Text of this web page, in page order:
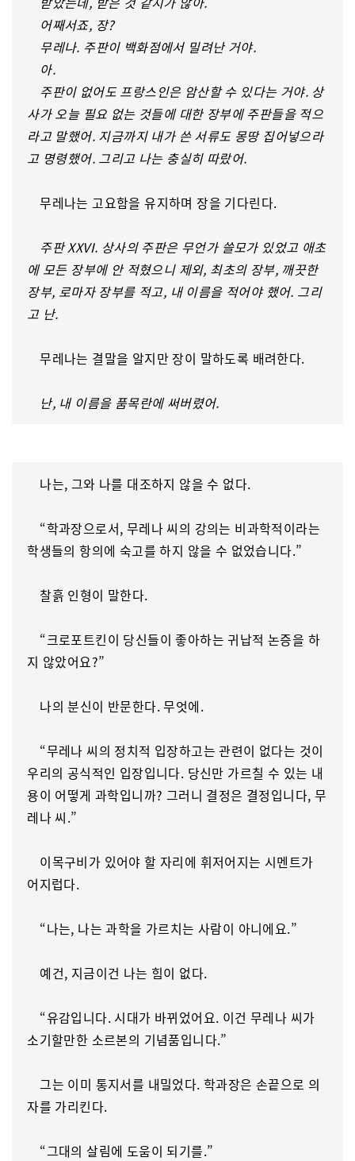
어째서죠, 장?
무레나. 주판이 백화점에서 밀려난 거야.
아.
주판이 없어도 프랑스인은 암산할 수 있다는 거야. 상
사가 오늘 필요 없는 것들에 대한 장부에 주판들을 적으
라고 말했어. 지금까지 내가 쓴 서류도 몽땅 집어넣으라
고 명령했어. 그리고 나는 충실히 따랐어.
무레나는 고요함을 유지하며 장을 기다린다.
주판 XXVI. 상사의 주판은 무언가 쓸모가 있었고 애초
에 모든 장부에 안 적혔으니 제외, 최초의 장부, 깨끗한
장부, 로마자 장부를 적고, 내 이름을 적어야 했어. 그리
고 난.
무레나는 결말을 알지만 장이 말하도록 배려한다.
난, 내 이름을 품목란에 써버렸어.
나는, 그와 나를 대조하지 않을 수 없다.
“학과장으로서, 무레나 씨의 강의는 비과학적이라는
학생들의 항의에 숙고를 하지 않을 수 없었습니다.”
찰흙 인형이 말한다.
“크로포트킨이 당신들이 좋아하는 귀납적 논증을 하
지 않았어요?”
나의 분신이 반문한다. 무엇에.
“무레나 씨의 정치적 입장하고는 관련이 없다는 것이
우리의 공식적인 입장입니다. 당신만 가르칠 수 있는 내
용이 어떻게 과학입니까? 그러니 결정은 결정입니다, 무
레나 씨.”
이목구비가 있어야 할 자리에 휘저어지는 시멘트가
어지럽다.
“나는, 나는 과학을 가르치는 사람이 아니에요.”
예건, 지금이건 나는 힘이 없다.
“유감입니다. 시대가 바뀌었어요. 이건 무레나 씨가
소기할만한 소르본의 기념품입니다.”
그는 이미 통지서를 내밀었다. 학과장은 손끝으로 의
자를 가리킨다.
“그대의 살림에 도움이 되기를.”